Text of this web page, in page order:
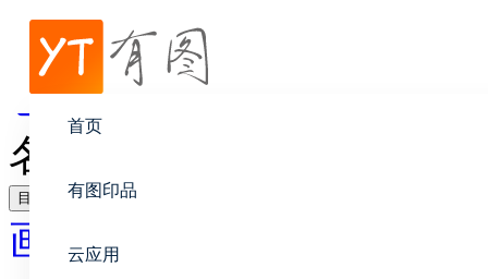
首页
有图印品
云应用
帮助中心
创意设计
名片设计大全
目录
画册设计